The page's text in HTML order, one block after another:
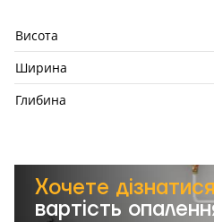
Висота
Ширина
Глибина
Хочете дізнатися
вартість